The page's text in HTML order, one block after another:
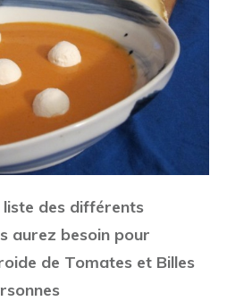
des différents
aurez besoin pour
de Tomates et Billes